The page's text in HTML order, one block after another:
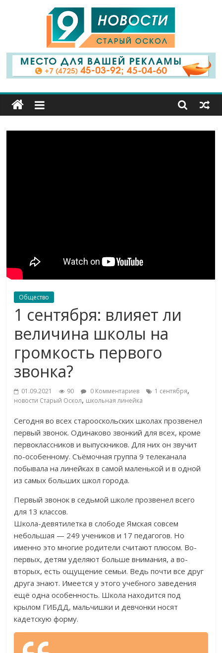
9
Канал
Старый
Общество
1 сентября: влияет ли
величина школы на
громкость первого
звонка?
01.09.2021 90 0 Комментариев 1 сентября,
новости Старый Оскол, школьная линейка
Сегодня во всех старооскольских школах прозвенел
первый звонок. Одинаково звонкий для всех, кроме
первоклассников и выпускников. Для них он звучит
по-особенному. Съёмочная группа 9 телеканала
побывала на линейках в самой маленькой и в одной
из самых больших школ города.
Первый звонок в седьмой школе прозвенел всего
для 13 классов.
Школа-девятилетка в слободе Ямская совсем
небольшая — 249 учеников и 17 педагогов. Но
именно это многие родители считают плюсом. Во-
первых, детям уделяют больше внимания, а во-
вторых, есть ощущение семьи. Ведь почти все друг
друга знают. Имеется у этого учебного заведения
ещё одна особенность. Школа находится под
крылом ГИБДД, мальчишки и девчонки носят
кадетскую форму.